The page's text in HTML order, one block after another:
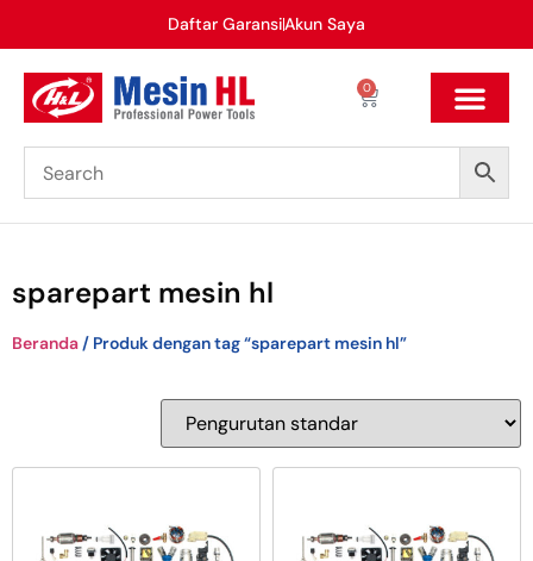
Daftar GaransiAkun Saya
0
sparepart mesin hl
Beranda / Produk dengan tag “sparepart mesin hl”